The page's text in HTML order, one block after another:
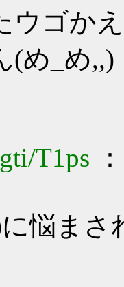
ウゴか
(め_め,,)
T1ps
悩まさ